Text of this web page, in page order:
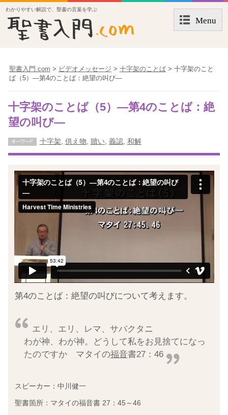
わかりやすい解説で、聖書の言葉を学ぶ
Menu
聖書入門.com > ビデオメッセージ > 十字架のことば> 十字架のこと
ば（5）―第4のことば：絶望の叫び―
十字架のことば（5）―第4のことば：絶
望の叫び―
十字架, 供え物, 贖い, 義認, 和解
第4のことば：絶望の叫びについて考えます。
エリ、エリ、レマ、サバクタニ
わが神、わが神。どうして私をお見捨てになっ
たのですか マタイの福音書27：46
スピーカー：中川健一
聖書箇所：マタイの福音書 27：45～46